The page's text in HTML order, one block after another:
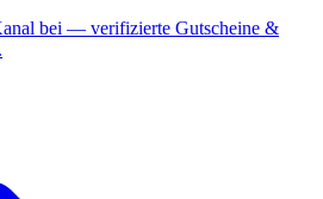
bei — verifizierte Gutscheine &